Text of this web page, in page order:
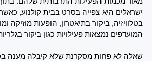
ישראלים היא צפייה בסרט בבית קולנוע,
בטלוויזיה, ביקור בתיאטרון, הופעות מוזיקה
המועדפים נמצאות פעילויות כגון ביקור
שאלה לא פחות מסקרנת שלא קיבלה מענה